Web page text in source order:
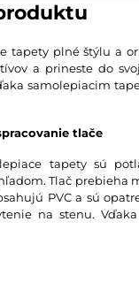
tapety plné štýlu a
a prineste do
samolepiacim
tlače
tapety sú
Tlač prebieha
PVC a sú
na stenu.